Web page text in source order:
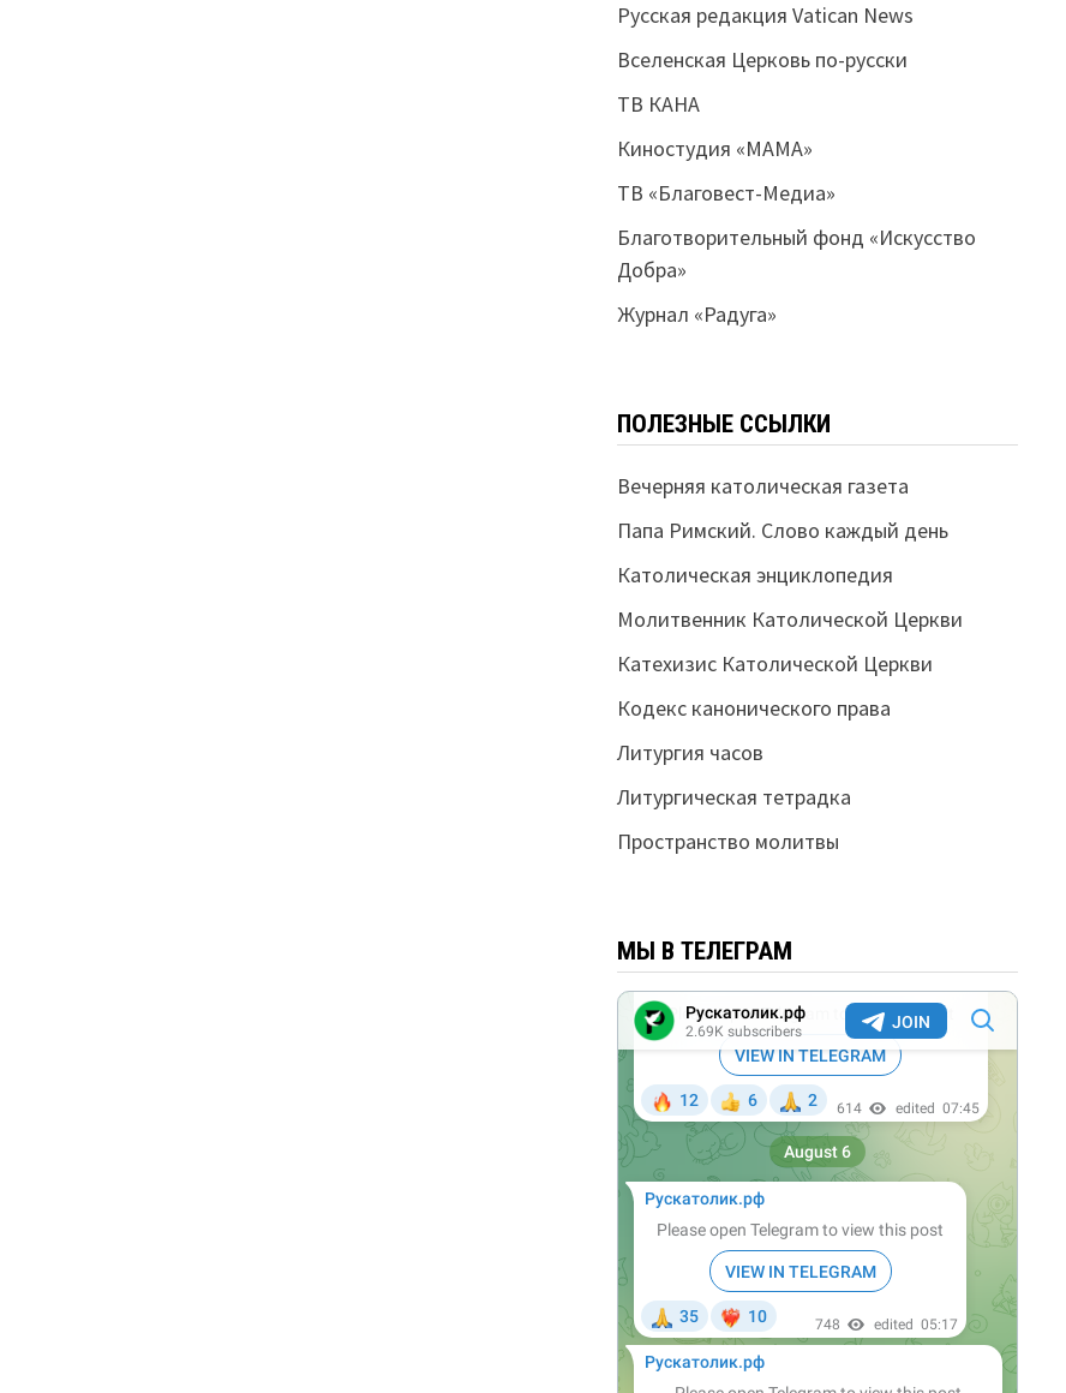
Русская редакция Vatican News
Вселенская Церковь по-русски
ТВ КАНА
Киностудия «МАМА»
ТВ «Благовест-Медиа»
Благотворительный фонд «Искусство
Добра»
Журнал «Радуга»
ПОЛЕЗНЫЕ ССЫЛКИ
Вечерняя католическая газета
Папа Римский. Слово каждый день
Католическая энциклопедия
Молитвенник Католической Церкви
Катехизис Католической Церкви
Кодекс канонического права
Литургия часов
Литургическая тетрадка
Пространство молитвы
МЫ В ТЕЛЕГРАМ